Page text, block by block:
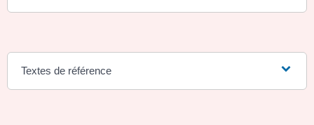
Textes de référence